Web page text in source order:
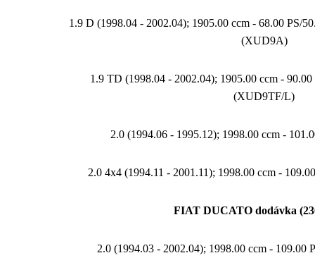
1.9 D (1998.04 - 2002.04); 1905.00 ccm - 68.00 PS/
(XUD9A)
1.9 TD (1998.04 - 2002.04); 1905.00 ccm -
(XUD9TF/L)
2.0 (1994.06 - 1995.12); 1998.00 ccm -
2.0 4x4 (1994.11 - 2001.11); 1998.00 ccm -
FIAT DUCATO dodávka
2.0 (1994.03 - 2002.04); 1998.00 ccm - 109.00